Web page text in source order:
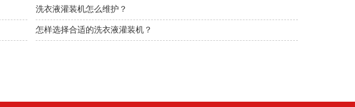
洗衣液灌装机怎么维护？
怎样选择合适的洗衣液灌装机？